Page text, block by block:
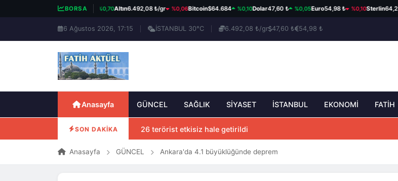
BORSA
13.798,82 %0,70Altın6.492,08 ₺/gr %0,06Bitcoin$64.684 %0,10Dolar47,60 ₺ %0,05Euro54,98 ₺ %0,10Sterlin64,23 ₺
6 Ağustos 2026, 17:15 İSTANBUL 30°C 6.492,08 ₺/gr 47,60 ₺ 54,98 ₺
Anasayfa GÜNCEL SAĞLIK SİYASET İSTANBUL EKONOMİ FATİH
SON DAKİKA 26 terörist etkisiz hale getirildi
Anasayfa GÜNCEL Ankara'da 4.1 büyüklüğünde deprem